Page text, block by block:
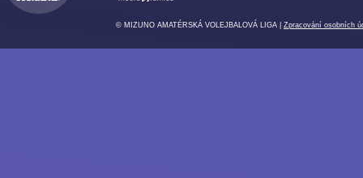
© MIZUNO AMATÉRSKÁ VOLEJBALOVÁ LIGA | Zpracování osobních